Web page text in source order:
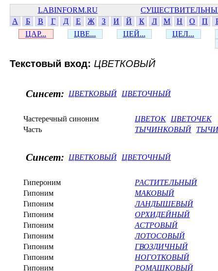
LABINFORM.RU
А
Б В Г Д Е Ж З И Й К Л М Н О П
ЦАР...
ЦВЕ... ЦЕЙ... ЦЕЛ...
Текстовый вход: ЦВЕТКОВЫЙ
Синсет: ЦВЕТКОВЫЙ ЦВЕТОЧНЫЙ
Частеречный синоним ЦВЕТОК
ЦВЕТОЧЕК
Часть
ТЫЧИНКОВЫЙ
Синсет: ЦВЕТКОВЫЙ ЦВЕТОЧНЫЙ
Гипероним
РАСТИТЕЛЬНЫЙ
Гипоним
МАКОВЫЙ
Гипоним
ЛАНДЫШЕВЫЙ
Гипоним
ОРХИДЕЙНЫЙ
Гипоним
АСТРОВЫЙ
Гипоним
ЛОТОСОВЫЙ
Гипоним
ГВОЗДИЧНЫЙ
Гипоним
НОГОТКОВЫЙ
Гипоним
РОМАШКОВЫЙ